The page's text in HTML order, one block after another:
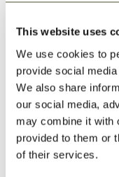
This website uses
We use cookies to
provide social
We also share
our social media,
may combine it with
provided to them or
of their services.
Viktigt att
SLAO:s Lilla Gula
säkerhetsföreskrifter